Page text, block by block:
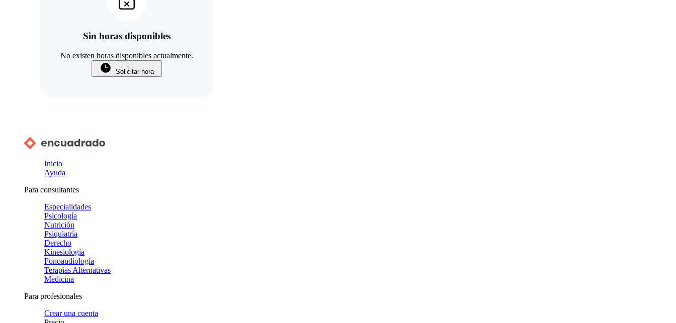
Sin horas disponibles
No existen horas disponibles actualmente.
Solicitar hora
Inicio
Ayuda
Para consultantes
Especialidades
Psicología
Nutrición
Psiquiatría
Derecho
Kinesiología
Fonoaudiología
Terapias Alternativas
Medicina
Para profesionales
Crear una cuenta